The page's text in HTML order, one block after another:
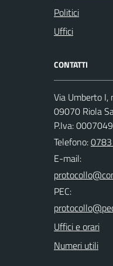
Politici
Uffici
CONTATTI
Via Umberto I,
09070 Riola
P.Iva:
Telefono:
E-mail:
PEC:
Uffici e orari
Numeri utili